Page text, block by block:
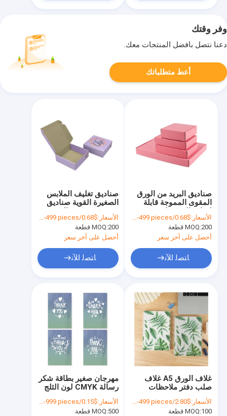
وفر وقتك
دعنا نتصل بأفضل المنتجات معك.
أعط متطلباتك
صناديق تغليف الملابس
الصغيرة القوية صناديق
المقوى
الأسعار:$0.68/pieces 200-499 pieces
MOQ:200 قطعة
أحصل على آخر سعر
ﺎﺘﺼﻟ ﺍﻶﻧ
صناديق البريد من الورق
المقوى المموجة قابلة
الهدايا
الأسعار:$0.68/pieces 200-499 pieces
MOQ:200 قطعة
أحصل على آخر سعر
ﺎﺘﺼﻟ ﺍﻶﻧ
مهرجان صغير بطاقة شكر
رسالة CMYK لون الثلج
بطاقة بريدية عيد الميلاد
الأسعار:$0.15/pieces 500-999 pieces
MOQ:500 قطعة
غلاف الورق A5 غلاف
صلب دفتر ملاحظات
طباعة المجلة مجموعة
دفتر ملاحظات
الأسعار:$2.80/pieces 100-499 pieces
MOQ:100 قطعة